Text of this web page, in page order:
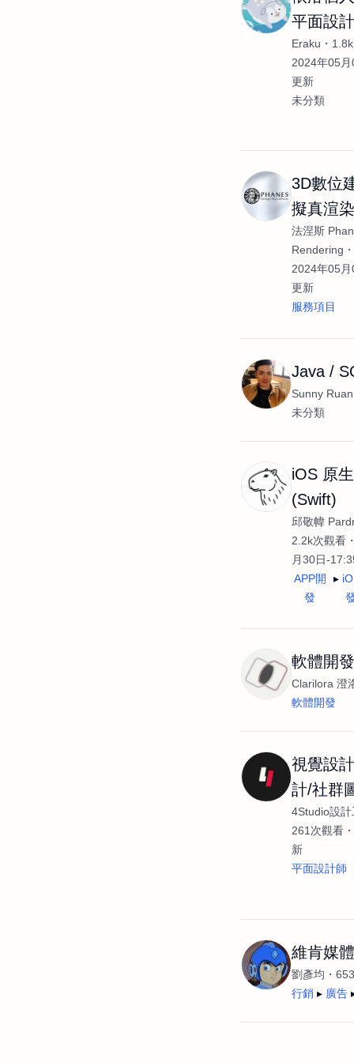
平面設
Eraku
2024年05
更新
未分類
3D數位
擬真渲
產品動
互動式
法涅斯
Rendering
2024年05
更新
服務項目
Java /
Sunny Ruan
未分類
iOS 原
(Swift)
邱敬幃
2.2k次觀看
月30日-
APP開
發
軟體開
Clarilora 澄
軟體開發
視覺設
計/社群
4Studio設
261次觀看
新
平面設計師
維肯媒
劉彥均
行銷
廣告